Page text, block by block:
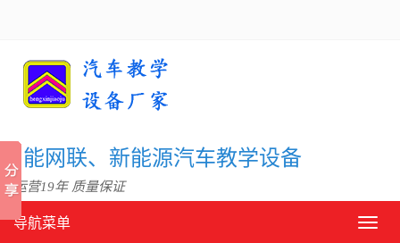
能网联、新能源汽车教学设备
运营19年 质量保证
导
导航菜单